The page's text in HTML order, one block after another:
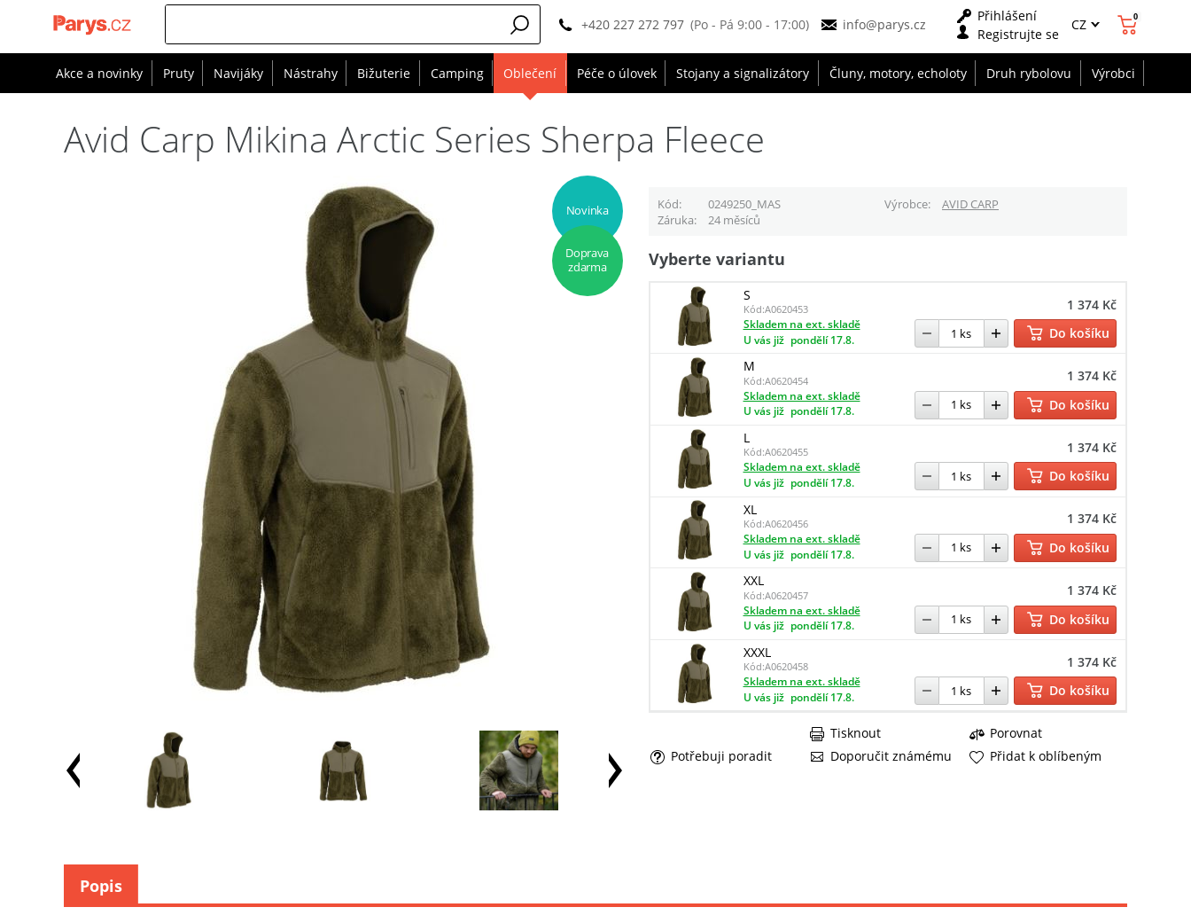
+420 227 272 797 (Po - Pá 9:00 - 17:00) info@parys.cz
Přihlášení
Registrujte se
CZ 0
Akce a novinky Pruty Navijáky Nástrahy Bižuterie Camping Oblečení Péče o úlovek Stojany a signalizátory Čluny, motory, echoloty Druh rybolovu Výrobci
Avid Carp Mikina Arctic Series Sherpa Fleece
Novinka
Doprava
zdarma
Kód 0249250_MAS Výrobce
AVID CARP
Záruka
24 měsíců
Vyberte variantu
S
Kód:A0620453 1 374 Kč
Skladem na ext. skladě
U vás již pondělí 17.8.
Do košíku
M
Kód:A0620454 1 374 Kč
Skladem na ext. skladě
U vás již pondělí 17.8.
Do košíku
L
Kód:A0620455 1 374 Kč
Skladem na ext. skladě
U vás již pondělí 17.8.
Do košíku
XL
Kód:A0620456 1 374 Kč
Skladem na ext. skladě
U vás již pondělí 17.8.
Do košíku
XXL
Kód:A0620457 1 374 Kč
Skladem na ext. skladě
U vás již pondělí 17.8.
Do košíku
XXXL
Kód:A0620458 1 374 Kč
Skladem na ext. skladě
U vás již pondělí 17.8. Do košíku
Porovnat
Potřebuji poradit
Doporučit známému
Tisknout
Přidat k oblíbeným
Popis